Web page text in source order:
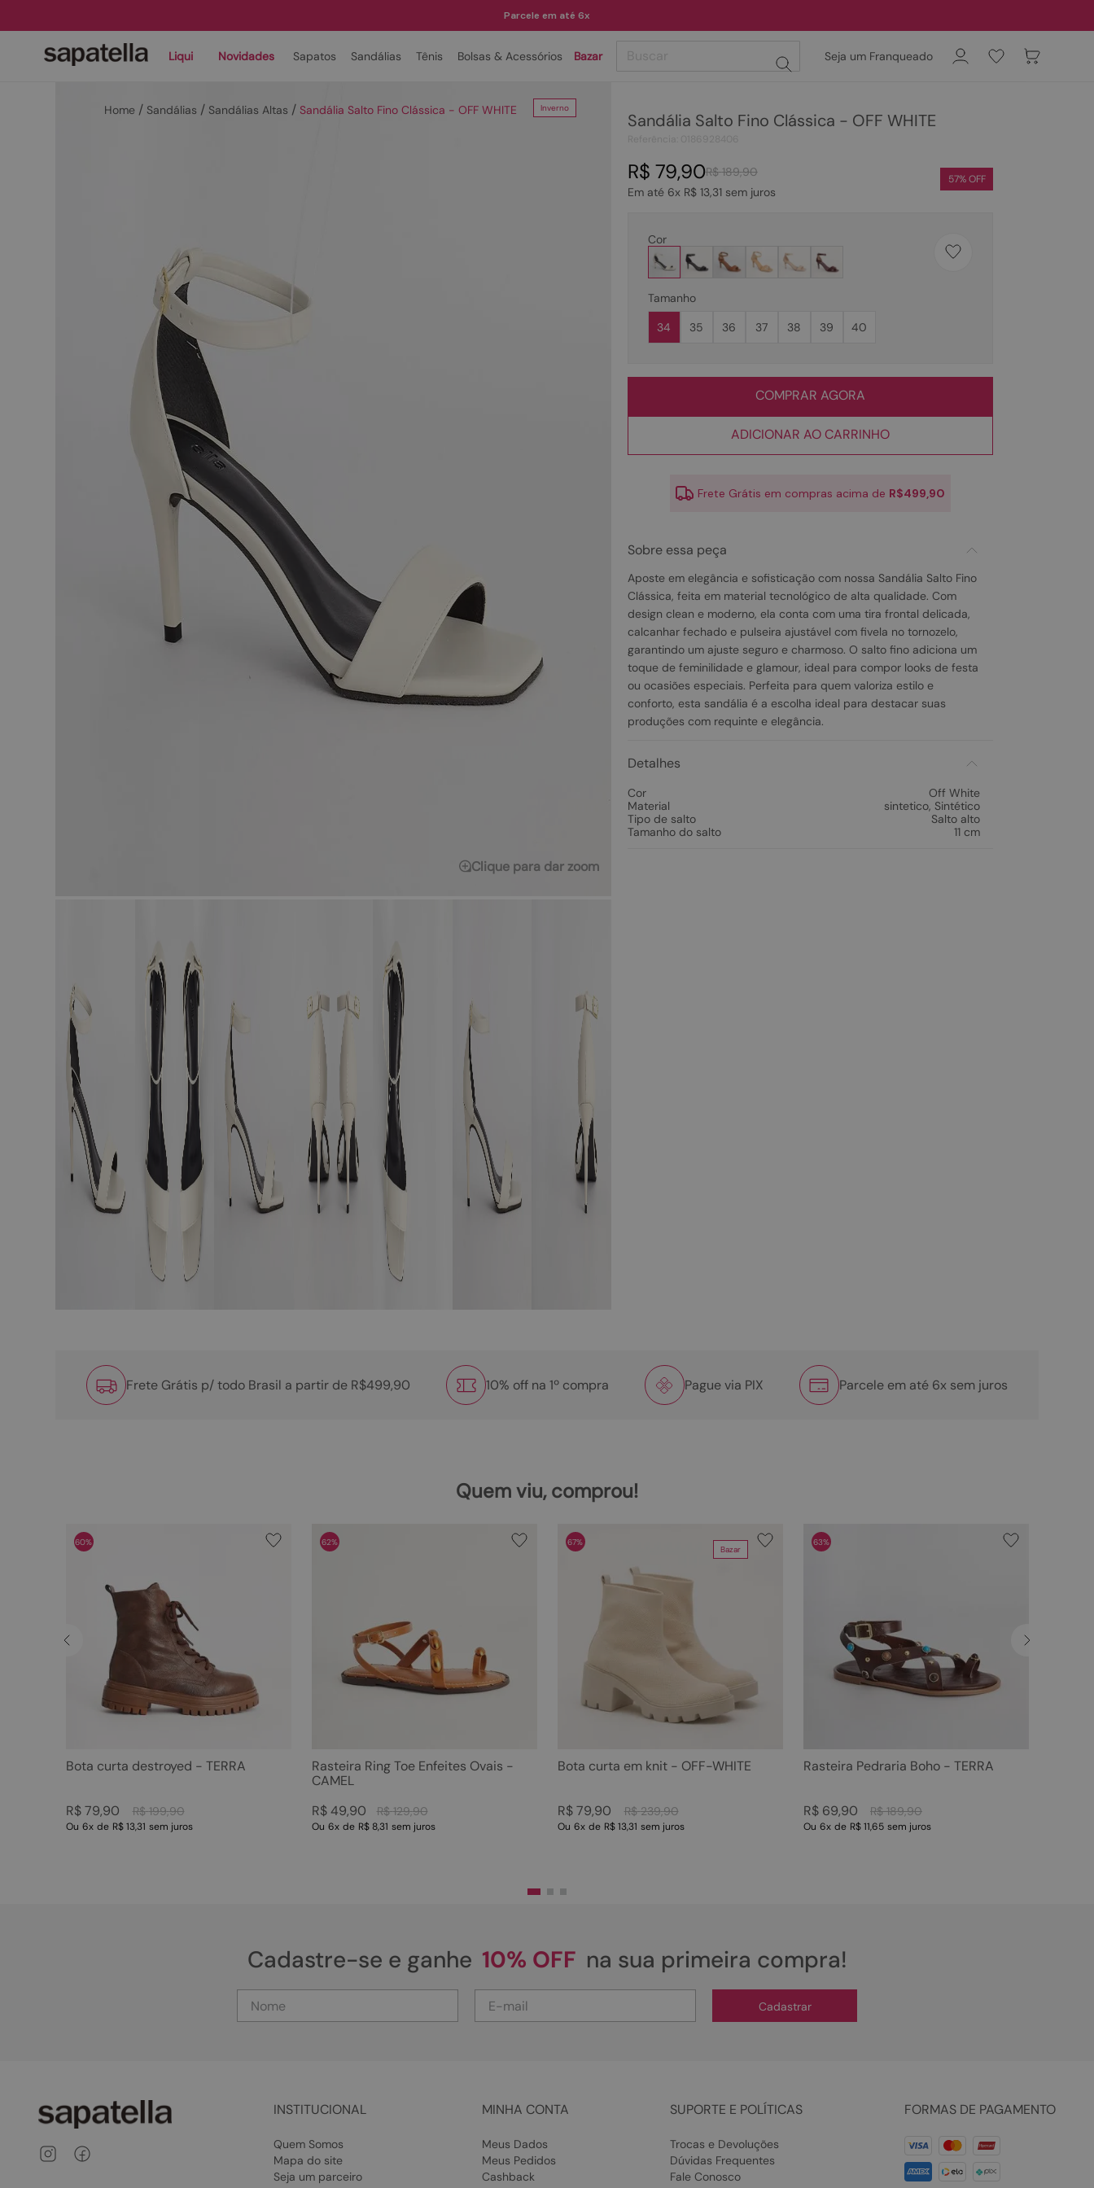
Parcele em até 6x
Liqui Novidades Sapatos Sandálias Tênis Bolsas & Acessórios Bazar Seja um Franqueado
Sandálias Sandálias Altas Sandália Salto Fino Clássica - OFF WHITE Inverno
Clique para dar zoom
Sandália Salto Fino Clássica - OFF WHITE
R$ 189,90
R$ 79,90
Em até 6x R$ 13,31sem juros
57% OFF
Cor
Tamanho
34
35 36 37 38 39 40
COMPRAR AGORA
ADICIONAR AO CARRINHO
Frete Grátis em compras acima de R$499,90
Sobre essa peça
Aposte em elegância e sofisticação com nossa Sandália Salto Fino
Clássica, feita em material tecnológico de alta qualidade. Com
design clean e moderno, ela conta com uma tira frontal delicada,
calcanhar fechado e pulseira ajustável com fivela no tornozelo,
garantindo um ajuste seguro e charmoso. O salto fino adiciona um
toque de feminilidade e glamour, ideal para compor looks de festa
ou ocasiões especiais. Perfeita para quem valoriza estilo e
conforto, esta sandália é a escolha ideal para destacar suas
produções com requinte e elegância.
Detalhes
Cor
Off White
Material
sintetico, Sintético
Tipo de salto
Salto alto
Tamanho do salto
11 cm
Frete Grátis p/ todo Brasil a partir de R$499,90 10% off na 1º compra Pague via PIX Parcele em até 6x sem juros
Quem viu, comprou!
60%
Bota curta destroyed - TERRA
R$ 199,90
R$ 79,90
Ou 6x de R$ 13,31 sem juros
62%
Rasteira Ring Toe Enfeites Ovais -
CAMEL
R$ 129,90
R$ 49,90
Ou 6x de R$ 8,31 sem juros
Bazar
67%
Bota curta em knit - OFF-WHITE
R$ 239,90
R$ 79,90
Ou 6x de R$ 13,31 sem juros
63%
Rasteira Pedraria Boho - TERRA
R$ 189,90
R$ 69,90
Ou 6x de R$ 11,65 sem juros
Cadastre-se e ganhe 10% OFF na sua primeira compra!
Cadastrar
INSTITUCIONAL
Quem Somos
Mapa do site
Seja um parceiro
MINHA CONTA
Meus Dados
Meus Pedidos
Cashback
SUPORTE E POLÍTICAS
Trocas e Devoluções
Dúvidas Frequentes
Fale Conosco
FORMAS DE PAGAMENTO
TERMOS MAIS BUSCADOS